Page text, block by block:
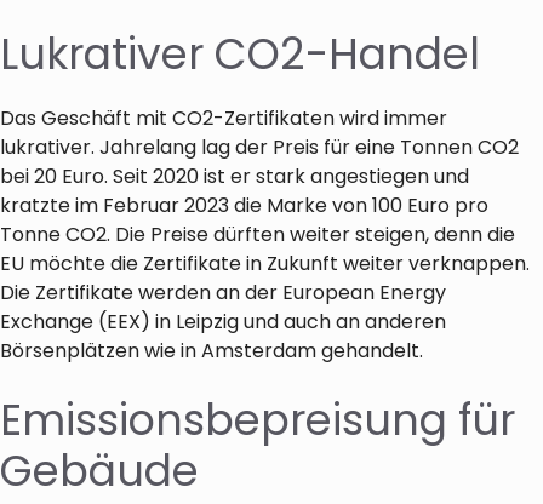
Lukrativer CO2-Handel
Das Geschäft mit CO2-Zertifikaten wird immer
lukrativer. Jahrelang lag der Preis für eine Tonnen CO2
bei 20 Euro. Seit 2020 ist er stark angestiegen und
kratzte im Februar 2023 die Marke von 100 Euro pro
Tonne CO2. Die Preise dürften weiter steigen, denn die
EU möchte die Zertifikate in Zukunft weiter verknappen.
Die Zertifikate werden an der European Energy
Exchange (EEX) in Leipzig und auch an anderen
Börsenplätzen wie in Amsterdam gehandelt.
Emissionsbepreisung für
Gebäude